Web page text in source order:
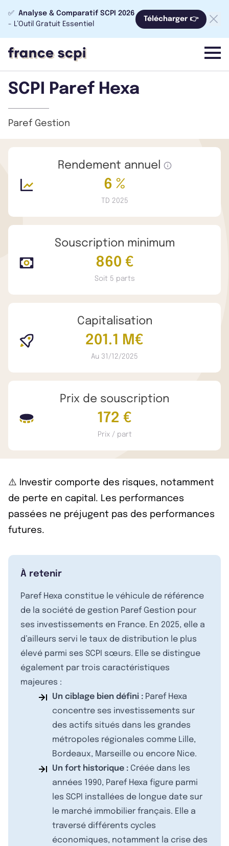
✅ Analyse & Comparatif SCPI 2026
- L’Outil Gratuit Essentiel
Télécharger 👉
menu
SCPI Paref Hexa
Paref Gestion
Rendement annuel
6 %
TD 2025
Souscription minimum
860 €
Soit 5 parts
Capitalisation
201.1 M€
Au 31/12/2025
Prix de souscription
172 €
Prix / part
⚠️ Investir comporte des risques, notamment
de perte en capital. Les performances
passées ne préjugent pas des performances
futures.
À retenir
Paref Hexa constitue le véhicule de référence
de la société de gestion Paref Gestion pour
ses investissements en France. En 2025, elle a
d’ailleurs servi le taux de distribution le plus
élevé parmi ses SCPI sœurs. Elle se distingue
également par trois caractéristiques
majeures :
Un ciblage bien défini : Paref Hexa
concentre ses investissements sur
des actifs situés dans les grandes
métropoles régionales comme Lille,
Bordeaux, Marseille ou encore Nice.
Un fort historique : Créée dans les
années 1990, Paref Hexa figure parmi
les SCPI installées de longue date sur
le marché immobilier français. Elle a
traversé différents cycles
économiques, notamment la crise des